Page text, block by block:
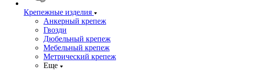
Крепежные изделия
Анкерный крепеж
Гвозди
Дюбельный крепеж
Мебельный крепеж
Метрический крепеж
Еще